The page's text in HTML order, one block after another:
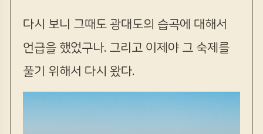
다시 보니 그때도 광대도의 습곡에 대해서
언급을 했었구나. 그리고 이제야 그 숙제를
풀기 위해서 다시 왔다.